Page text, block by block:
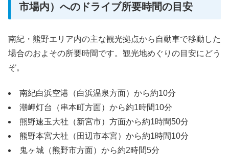
市場内）へのドライブ所要時間の目安
南紀・熊野エリア内の主な観光拠点から自動車で移動した
場合のおよその所要時間です。観光地めぐりの目安にどう
ぞ。
南紀白浜空港（白浜温泉方面）から約10分
潮岬灯台（串本町方面）から約1時間10分
熊野速玉大社（新宮市）方面から約1時間50分
熊野本宮大社（田辺市本宮）から約1時間10分
鬼ヶ城（熊野市方面）から約2時間5分